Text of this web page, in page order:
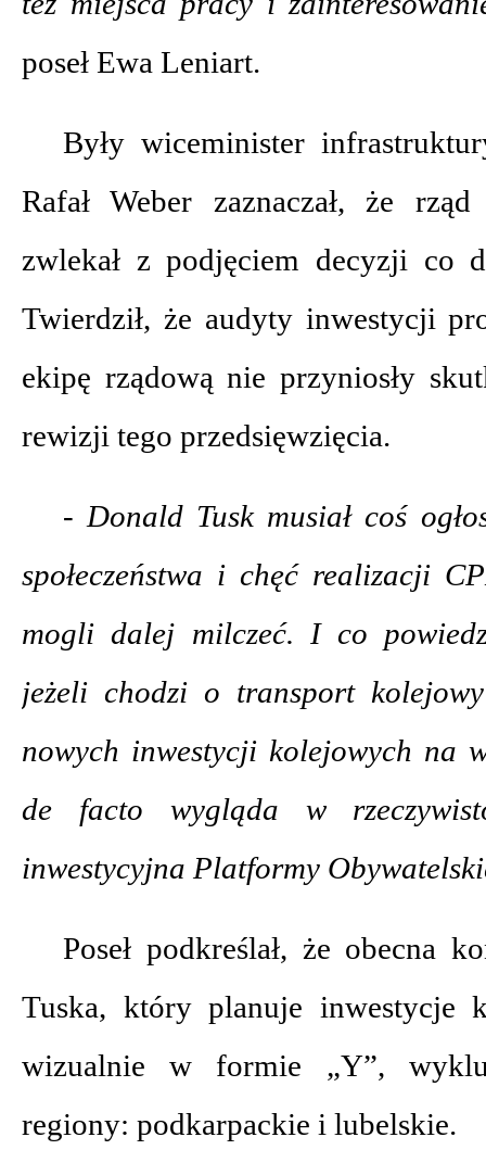
poseł Ewa Leniart.
Były wiceminister
Rafał Weber zaznaczał, że
zwlekał z podjęciem decyzji co
Twierdził, że audyty inwestycji
ekipę rządową nie przyniosły
rewizji tego przedsięwzięcia.
- Donald Tusk musiał coś
społeczeństwa i chęć realizacji
mogli dalej milczeć. I co
jeżeli chodzi o transport
nowych inwestycji kolejowych na
de facto wygląda w
inwestycyjna Platformy
Poseł podkreślał, że obecna
Tuska, który planuje inwestycje
wizualnie w formie „Y”,
regiony: podkarpackie i lubelskie.